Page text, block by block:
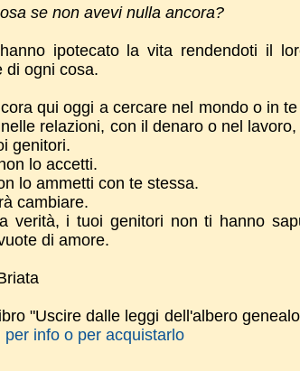
se non avevi nulla ancora?
ipotecato la vita rendendoti il
di ogni cosa.
qui oggi a cercare nel mondo o in
relazioni, con il denaro o nel
genitori.
lo accetti.
lo ammetti con te stessa.
cambiare.
verità, i tuoi genitori non ti hanno
di amore.
"Uscire dalle leggi dell'albero
per info o per acquistarlo